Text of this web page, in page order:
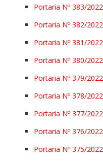
Portaria Nº 383/2022
Portaria Nº 382/2022
Portaria Nº 381/2022
Portaria Nº 380/2022
Portaria Nº 379/2022
Portaria Nº 378/2022
Portaria Nº 377/2022
Portaria Nº 376/2022
Portaria Nº 375/2022